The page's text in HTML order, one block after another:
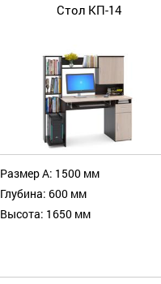
Стол КП-14
Размер А: 1500 мм
Глубина: 600 мм
Высота: 1650 мм